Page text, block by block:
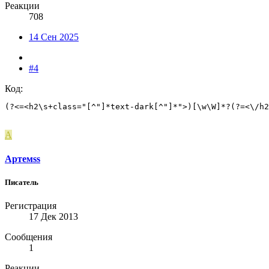
Реакции
708
14 Сен 2025
#4
Код:
(?<=<h2\s+class="[^"]*text-dark[^"]*">)[\w\W]*?(?=<\/
А
Артемss
Писатель
Регистрация
17 Дек 2013
Сообщения
1